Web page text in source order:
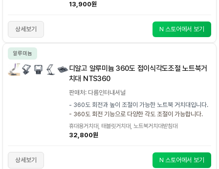
13,900원
상세보기 N 스토어에서 보기
알루미늄
디알고 알루미늄 360도 접이식각도조절 노트북거
치대 NTS360
판매처: 다름인터내셔널
- 360도 회전과 높이 조절이 가능한 노트북 거치대입니다.
- 360도 회전 기능으로 다양한 각도 조절이 가능합니다.
휴대용거치대, 태블릿거치대, 노트북거치대받침대
32,800원
상세보기 N 스토어에서 보기